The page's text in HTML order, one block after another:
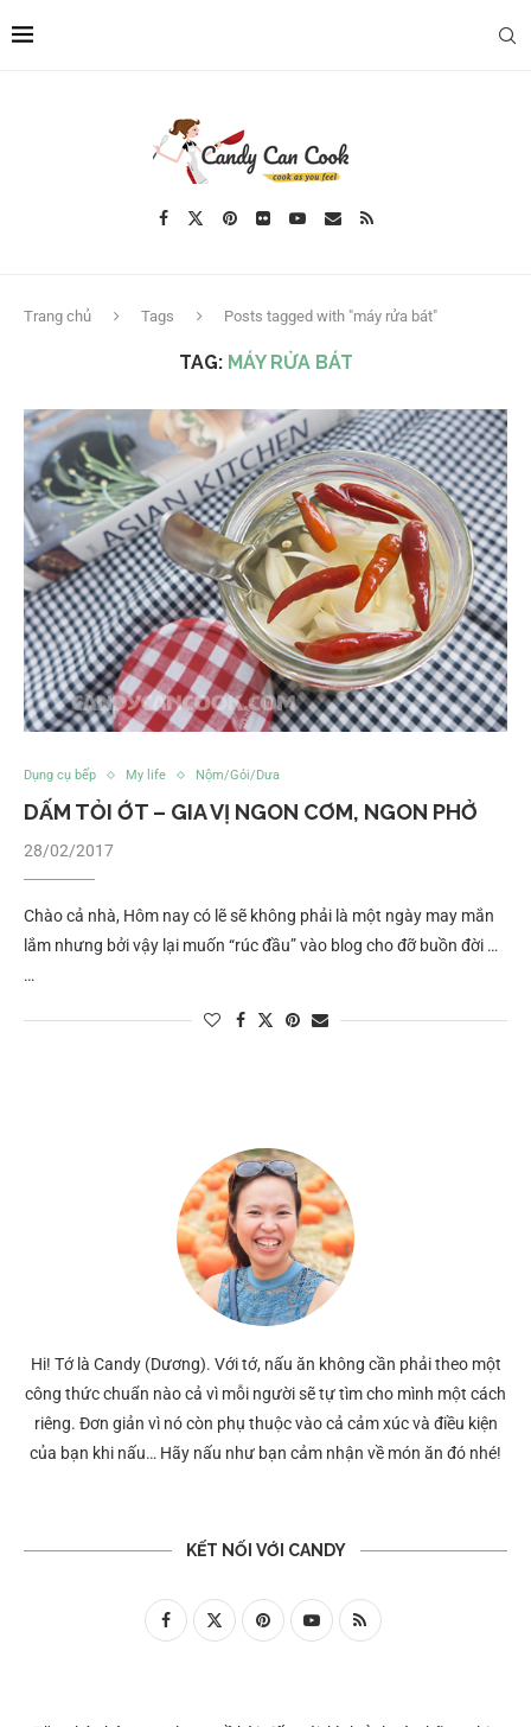
Trang chủ Tags Posts tagged with "máy rửa bát"
TAG: MÁY RỬA BÁT
Dụng cụ bếp My life Nộm/Gỏi/Dưa
DẤM TỎI ỚT – GIA VỊ NGON CƠM, NGON PHỞ
28/02/2017
Chào cả nhà, Hôm nay có lẽ sẽ không phải là một ngày may mắn
lắm nhưng bởi vậy lại muốn “rúc đầu” vào blog cho đỡ buồn đời …
…
Hi! Tớ là Candy (Dương). Với tớ, nấu ăn không cần phải theo một
công thức chuẩn nào cả vì mỗi người sẽ tự tìm cho mình một cách
riêng. Đơn giản vì nó còn phụ thuộc vào cả cảm xúc và điều kiện
của bạn khi nấu… Hãy nấu như bạn cảm nhận về món ăn đó nhé!
KẾT NỐI VỚI CANDY